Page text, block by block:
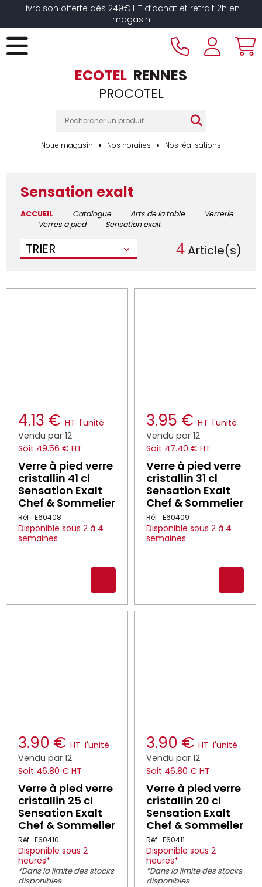
Livraison offerte dès 249€ HT d’achat et retrait 2h en
magasin
ECOTEL RENNES
PROCOTEL
Notre magasin Nos horaires Nos réalisations
Sensation exalt
ACCUEIL Catalogue Arts de la table
Verrerie
Verres à pied
Sensation exalt
TRIER 4Article(s)
4.13 € HT l'unité
Vendu par 12
Soit 49.56 € HT
Verre à pied verre
cristallin 41 cl
Sensation Exalt
Chef & Sommelier
Réf : E60408
Disponible sous 2 à 4
semaines
3.95 € HT l'unité
Vendu par 12
Soit 47.40 € HT
Verre à pied verre
cristallin 31 cl
Sensation Exalt
Chef & Sommelier
Réf : E60409
Disponible sous 2 à 4
semaines
3.90 € HT l'unité
Vendu par 12
Soit 46.80 € HT
Verre à pied verre
cristallin 25 cl
Sensation Exalt
Chef & Sommelier
Réf : E60410
Disponible sous 2
heures*
*Dans la limite des stocks
disponibles
3.90 € HT l'unité
Vendu par 12
Soit 46.80 € HT
Verre à pied verre
cristallin 20 cl
Sensation Exalt
Chef & Sommelier
Réf : E60411
Disponible sous 2
heures*
*Dans la limite des stocks
disponibles